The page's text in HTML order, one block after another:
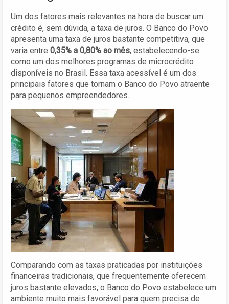
Um dos fatores mais relevantes na hora de buscar um
crédito é, sem dúvida, a taxa de juros. O Banco do Povo
apresenta uma taxa de juros bastante competitiva, que
varia entre 0,35% a 0,80% ao mês, estabelecendo-se
como um dos melhores programas de microcrédito
disponíveis no Brasil. Essa taxa acessível é um dos
principais fatores que tornam o Banco do Povo atraente
para pequenos empreendedores.
Comparando com as taxas praticadas por instituições
financeiras tradicionais, que frequentemente oferecem
juros bastante elevados, o Banco do Povo estabelece um
ambiente muito mais favorável para quem precisa de